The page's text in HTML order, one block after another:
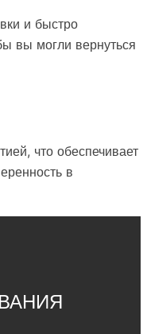
и быстро
вы могли вернуться
что обеспечивает
в